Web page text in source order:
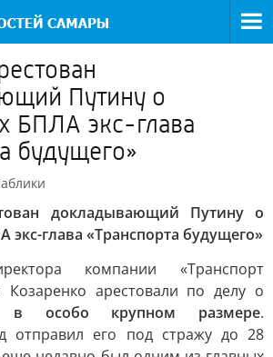
Путину о
БПЛА экс-глава
будущего»
докладывающий Путину о
экс-глава «Транспорта будущего»
компании «Транспорт
арестовали по делу о
в особо крупном размере.
отправил его под стражу до 28